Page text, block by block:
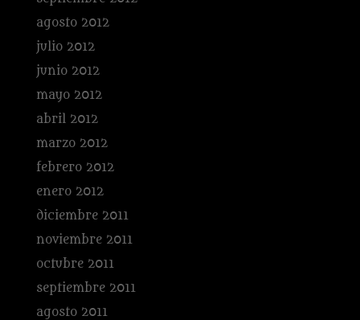
agosto 2012
julio 2012
junio 2012
mayo 2012
abril 2012
marzo 2012
febrero 2012
enero 2012
diciembre 2011
noviembre 2011
octubre 2011
septiembre 2011
agosto 2011